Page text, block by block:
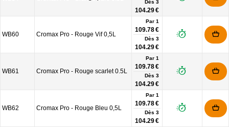
Dès 3
104.29 €
WB60 Cromax Pro - Rouge Vif 0,5L
Par 1
109.78 €
Dès 3
104.29 €
WB61 Cromax Pro - Rouge scarlet 0.5L
Par 1
109.78 €
Dès 3
104.29 €
WB62 Cromax Pro - Rouge Bleu 0,5L
Par 1
109.78 €
Dès 3
104.29 €